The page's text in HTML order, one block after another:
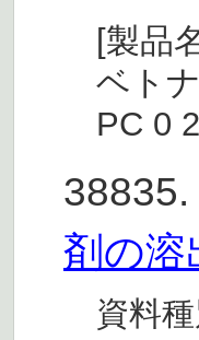
[製品
ベト
PC 0
38835.
剤の溶
資料